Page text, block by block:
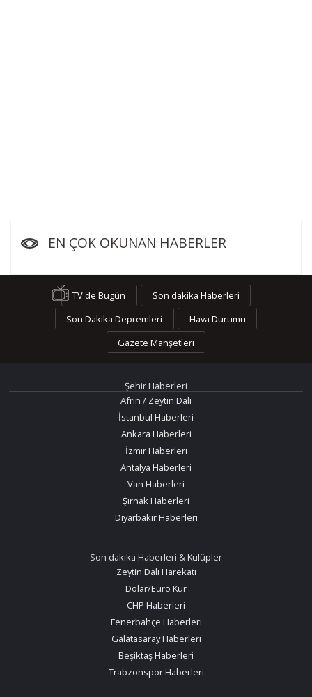
EN ÇOK OKUNAN HABERLER
TV'de Bugün
Son dakika Haberleri
Son Dakika Depremleri
Hava Durumu
Gazete Manşetleri
Şehir Haberleri
Afrin / Zeytin Dalı
İstanbul Haberleri
Ankara Haberleri
İzmir Haberleri
Antalya Haberleri
Van Haberleri
Şırnak Haberleri
Diyarbakır Haberleri
Son dakika Haberleri & Kulüpler
Zeytin Dalı Harekatı
Dolar/Euro Kur
CHP Haberleri
Fenerbahçe Haberleri
Galatasaray Haberleri
Beşiktaş Haberleri
Trabzonspor Haberleri